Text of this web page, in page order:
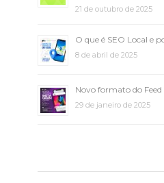
21 de outubro de 2025
O que é SEO Local e
8 de abril de 2025
Novo formato do
29 de janeiro de 2025